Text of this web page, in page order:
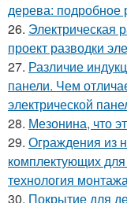
дерева: подробное
26. Электрическая
проект разводки
27. Различие
панели. Чем
электрической
28. Мезонина, что
29. Ограждения из
комплектующих
технология монтажа
30. Покрытие для